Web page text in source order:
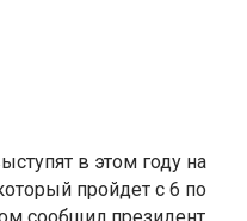
в этом году на
пройдет с 6 по